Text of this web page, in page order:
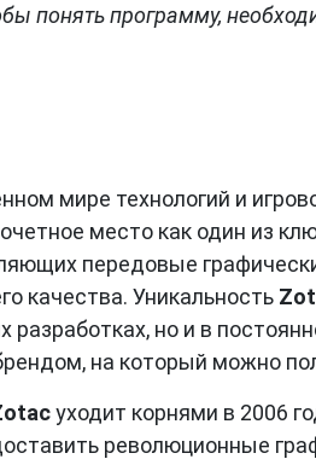
понять программу,
мире технологий и
место как один из
передовые
качества. Уникальность
разработках, но и в
на который можно
уходит корнями в 2006
революционные